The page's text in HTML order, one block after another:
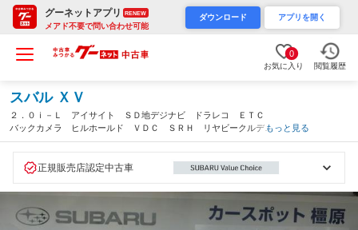
グーネットアプリ RENEW
メアド不要で問い合わせ可能
ダウンロード アプリを開く
0
お気に入り 閲覧履歴
スバル ＸＶ
２．０ｉ－Ｌ アイサイト ＳＤ地デジナビ ドラレコ ＥＴＣ
バックカメラ ヒルホールド ＶＤＣ ＳＲＨ リヤビークルディ
デクション Ｘ－ＭＯＤＥ 電動パーキングブレーキ アイドリン
プッシュスタート（奈良県）
もっと見る
正規販売店認定中古車